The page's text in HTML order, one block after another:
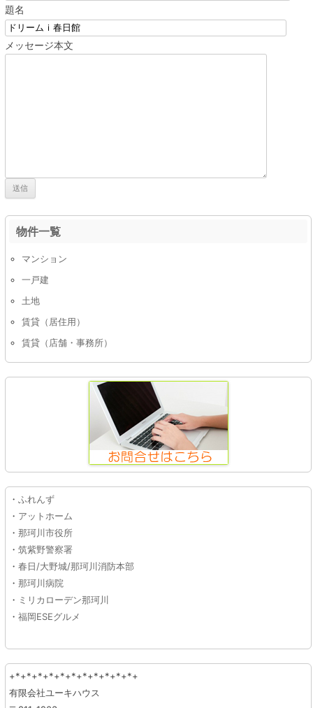
題名
メッセージ本文
物件一覧
マンション
一戸建
土地
賃貸（居住用）
賃貸（店舗・事務所）
・ ふれんず
・ アットホーム
・ 那珂川市役所
・ 筑紫野警察署
・ 春日/大野城/那珂川消防本部
・ 那珂川病院
・ ミリカローデン那珂川
・ 福岡ESEグルメ
+*+*+*+*+*+*+*+*+*+*+*+
有限会社ユーキハウス